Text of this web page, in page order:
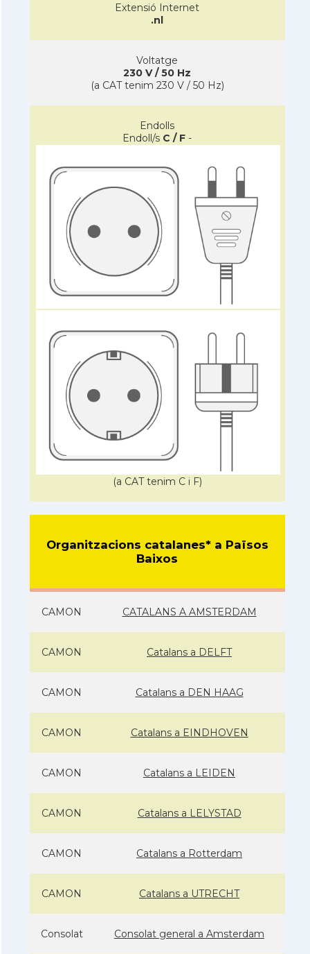
Extensió Internet
.nl
Voltatge
230 V / 50 Hz
(a CAT tenim 230 V / 50 Hz)
Endolls
Endoll/s C / F -
(a CAT tenim C i F)
Organitzacions catalanes* a Països
Baixos
CAMON CATALANS A AMSTERDAM
CAMON Catalans a DELFT
CAMON Catalans a DEN HAAG
CAMON Catalans a EINDHOVEN
CAMON Catalans a LEIDEN
CAMON Catalans a LELYSTAD
CAMON Catalans a Rotterdam
CAMON Catalans a UTRECHT
Consolat Consolat general a Amsterdam